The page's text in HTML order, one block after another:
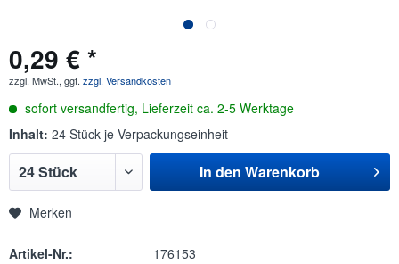
0,29 € *
zzgl. MwSt., ggf. zzgl. Versandkosten
sofort versandfertig, Lieferzeit ca. 2-5 Werktage
Inhalt: 24 Stück je Verpackungseinheit
In den Warenkorb
Merken
Artikel-Nr.: 176153